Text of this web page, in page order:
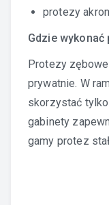
protezy
Gdzie wykonać
Protezy
prywatnie. W
skorzystać
gabinety
gamy protez